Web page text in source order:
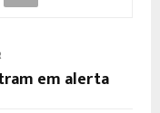
em alerta